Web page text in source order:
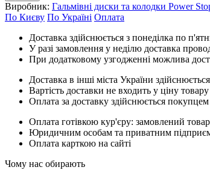
Виробник: Гальмівні диски та колодки Power
По Києву По Україні Оплата
Доставка здійснюється з понеділка по
У разі замовлення у неділю доставка
При додатковому узгодженні можлива
Доставка в інші міста України
Вартість доставки не входить у ціну товару
Оплата за доставку здійснюється
Оплата готівкою кур'єру: замовлений
Юридичним особам та приватним
Оплата карткою на сайті
Чому нас обирають